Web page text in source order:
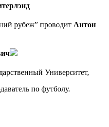
рубеж” проводит Антон
Университет,
по футболу.